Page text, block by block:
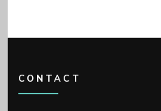
CONTACT